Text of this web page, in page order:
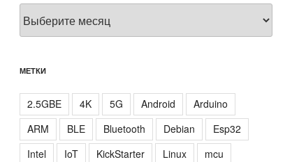
Архивы
МЕТКИ
2.5GBE 4K 5G Android
Arduino
ARM
BLE Bluetooth Debian
Esp32
Intel
IoT KickStarter Linux
mcu